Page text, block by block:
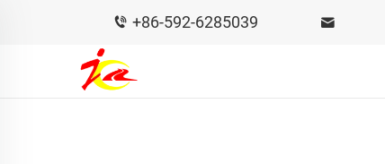
+86-592-6285039